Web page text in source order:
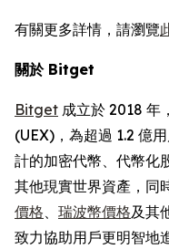
有關更多詳情，請瀏覽
關於 Bitget
Bitget 成立於 2018 年
(UEX)，為超過 1.2 億
計的加密代幣、代幣化
其他現實世界資產，同
價格、 瑞波幣價格及其
致力協助用戶更明智地